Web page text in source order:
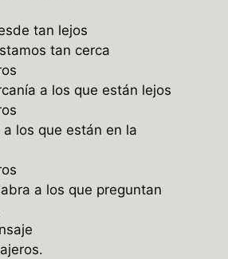
tan lejos
tan cerca
a los que están lejos
los que están en la
a los que preguntan